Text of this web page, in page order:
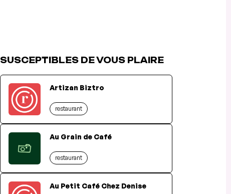
SUSCEPTIBLES DE VOUS PLAIRE
Artizan Biztro
restaurant
Au Grain de Café
restaurant
Au Petit Café Chez Denise